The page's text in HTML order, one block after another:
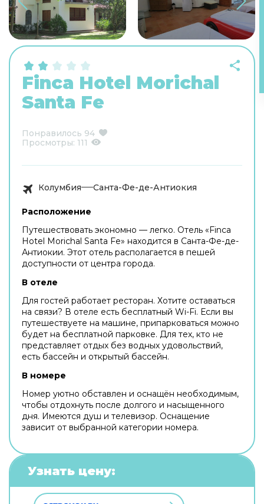
Finca Hotel Morichal
Santa Fe
Понравилось 94
Просмотры: 111
Колумбия Санта-Фе-де-Антиокия
Расположение
Путешествовать экономно — легко. Отель «Finca
Hotel Morichal Santa Fe» находится в Санта-Фе-де-
Антиокии. Этот отель располагается в пешей
доступности от центра города.
В отеле
Для гостей работает ресторан. Хотите оставаться
на связи? В отеле есть бесплатный Wi-Fi. Если вы
путешествуете на машине, припарковаться можно
будет на бесплатной парковке. Для тех, кто не
представляет отдых без водных удовольствий,
есть бассейн и открытый бассейн.
В номере
Номер уютно обставлен и оснащён необходимым,
чтобы отдохнуть после долгого и насыщенного
дня. Имеются душ и телевизор. Оснащение
зависит от выбранной категории номера.
Узнать цену: